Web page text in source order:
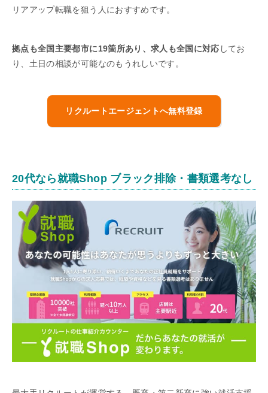
リアアップ転職を狙う人におすすめです。
拠点も全国主要都市に19箇所あり、求人も全国に対応 してお
り、土日の相談が可能なのもうれしいです。
リクルートエージェントへ無料登録
20代なら就職Shop ブラック排除・書類選考なし